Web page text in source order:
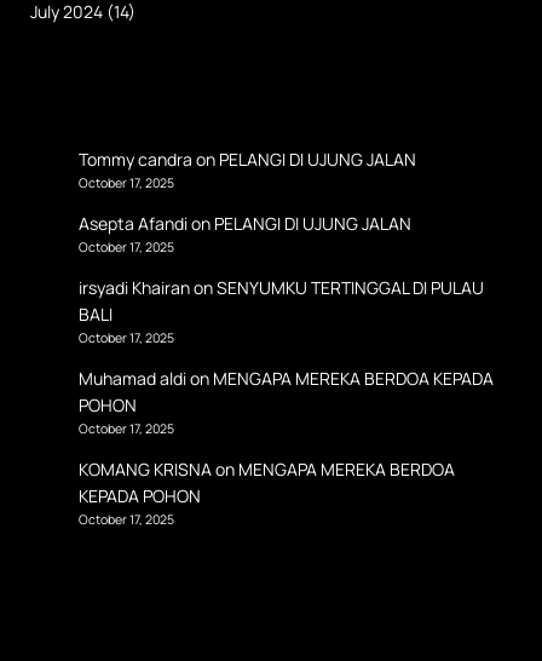
July 2024 (14)
Tommy candra on PELANGI DI UJUNG JALAN
October 17, 2025
Asepta Afandion PELANGI DI UJUNG JALAN
October 17, 2025
irsyadi KhairanonSENYUMKU TERTINGGAL DI PULAU
BALI
October 17, 2025
Muhamad aldion MENGAPA MEREKA BERDOA KEPADA
POHON
October 17, 2025
KOMANG KRISNAon MENGAPA MEREKA BERDOA
KEPADA POHON
October 17, 2025